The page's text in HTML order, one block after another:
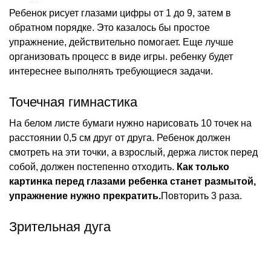
Ребенок рисует глазами цифры от 1 до 9, затем в
обратном порядке. Это казалось бы простое
упражнение, действительно помогает. Еще лучше
организовать процесс в виде игры. ребенку будет
интереснее выполнять требующиеся задачи.
Точечная гимнастика
На белом листе бумаги нужно нарисовать 10 точек на
расстоянии 0,5 см друг от друга. Ребенок должен
смотреть на эти точки, а взрослый, держа листок перед
собой, должен постепенно отходить. Как только
картинка перед глазами ребенка станет размытой,
упражнение нужно прекратить.Повторить 3 раза.
Зрительная дуга